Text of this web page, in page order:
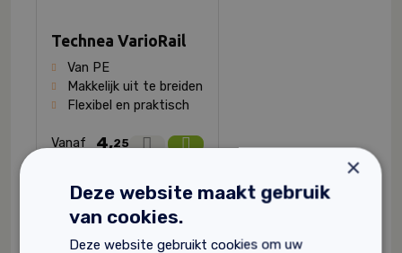
Technea VarioRail
Van PE
Makkelijk uit te breiden
Flexibel en praktisch
Vanaf 4,25
×
Deze website maakt gebruik
van cookies.
Deze website gebruikt cookies om uw